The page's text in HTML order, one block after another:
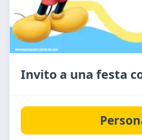
Invito a una festa